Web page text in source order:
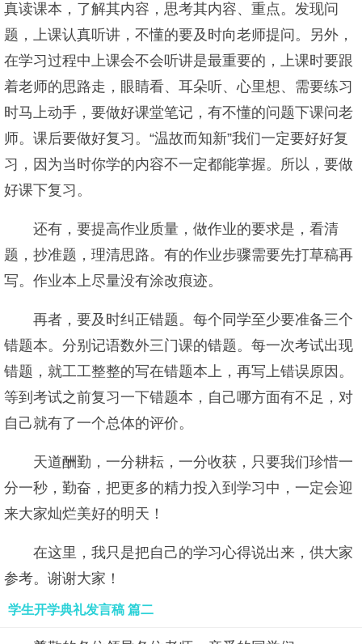
真读课本，了解其内容，思考其内容、重点。发现问
题，上课认真听讲，不懂的要及时向老师提问。另外，
在学习过程中上课会不会听讲是最重要的，上课时要跟
着老师的思路走，眼睛看、耳朵听、心里想、需要练习
时马上动手，要做好课堂笔记，有不懂的问题下课问老
师。课后要做好复习。“温故而知新”我们一定要好好复
习，因为当时你学的内容不一定都能掌握。所以，要做
好课下复习。
还有，要提高作业质量，做作业的要求是，看清
题，抄准题，理清思路。有的作业步骤需要先打草稿再
写。作业本上尽量没有涂改痕迹。
再者，要及时纠正错题。每个同学至少要准备三个
错题本。分别记语数外三门课的错题。每一次考试出现
错题，就工工整整的写在错题本上，再写上错误原因。
等到考试之前复习一下错题本，自己哪方面有不足，对
自己就有了一个总体的评价。
天道酬勤，一分耕耘，一分收获，只要我们珍惜一
分一秒，勤奋，把更多的精力投入到学习中，一定会迎
来大家灿烂美好的明天！
在这里，我只是把自己的学习心得说出来，供大家
参考。谢谢大家！
学生开学典礼发言稿 篇二